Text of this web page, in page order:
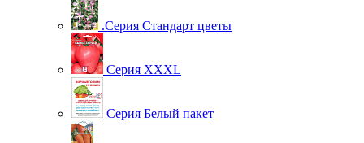
.Серия Стандарт цветы
Серия XXXL
Серия Белый пакет